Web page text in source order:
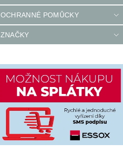
OCHRANNÉ POMŮCKY
ZNAČKY